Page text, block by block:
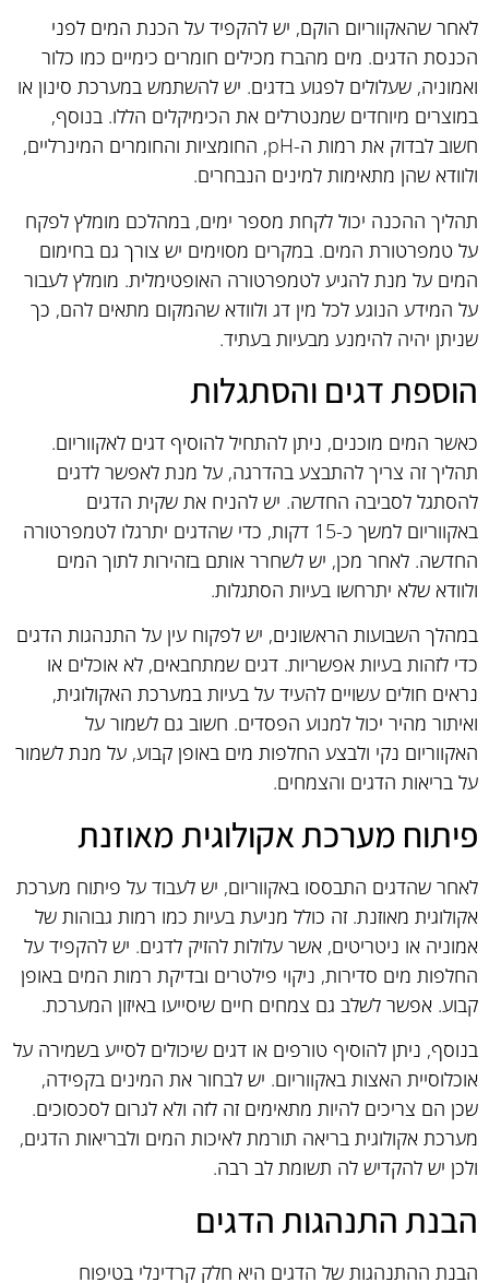
לאחר שהאקווריום הוקם, יש להקפיד על הכנת המים לפני
הכנסת הדגים. מים מהברז מכילים חומרים כימיים כמו כלור
ואמוניה, שעלולים לפגוע בדגים. יש להשתמש במערכת סינון או
במוצרים מיוחדים שמנטרלים את הכימיקלים הללו. בנוסף,
חשוב לבדוק את רמות ה-pH, החומציות והחומרים המינרליים,
ולוודא שהן מתאימות למינים הנבחרים.
תהליך ההכנה יכול לקחת מספר ימים, במהלכם מומלץ לפקח
על טמפרטורת המים. במקרים מסוימים יש צורך גם בחימום
המים על מנת להגיע לטמפרטורה האופטימלית. מומלץ לעבור
על המידע הנוגע לכל מין דג ולוודא שהמקום מתאים להם, כך
שניתן יהיה להימנע מבעיות בעתיד.
הוספת דגים והסתגלות
כאשר המים מוכנים, ניתן להתחיל להוסיף דגים לאקווריום.
תהליך זה צריך להתבצע בהדרגה, על מנת לאפשר לדגים
להסתגל לסביבה החדשה. יש להניח את שקית הדגים
באקווריום למשך כ-15 דקות, כדי שהדגים יתרגלו לטמפרטורה
החדשה. לאחר מכן, יש לשחרר אותם בזהירות לתוך המים
ולוודא שלא יתרחשו בעיות הסתגלות.
במהלך השבועות הראשונים, יש לפקוח עין על התנהגות הדגים
כדי לזהות בעיות אפשריות. דגים שמתחבאים, לא אוכלים או
נראים חולים עשויים להעיד על בעיות במערכת האקולוגית,
ואיתור מהיר יכול למנוע הפסדים. חשוב גם לשמור על
האקווריום נקי ולבצע החלפות מים באופן קבוע, על מנת לשמור
על בריאות הדגים והצמחים.
פיתוח מערכת אקולוגית מאוזנת
לאחר שהדגים התבססו באקווריום, יש לעבוד על פיתוח מערכת
אקולוגית מאוזנת. זה כולל מניעת בעיות כמו רמות גבוהות של
אמוניה או ניטריטים, אשר עלולות להזיק לדגים. יש להקפיד על
החלפות מים סדירות, ניקוי פילטרים ובדיקת רמות המים באופן
קבוע. אפשר לשלב גם צמחים חיים שיסייעו באיזון המערכת.
בנוסף, ניתן להוסיף טורפים או דגים שיכולים לסייע בשמירה על
אוכלוסיית האצות באקווריום. יש לבחור את המינים בקפידה,
שכן הם צריכים להיות מתאימים זה לזה ולא לגרום לסכסוכים.
מערכת אקולוגית בריאה תורמת לאיכות המים ולבריאות הדגים,
ולכן יש להקדיש לה תשומת לב רבה.
הבנת התנהגות הדגים
הבנת ההתנהגות של הדגים היא חלק קרדינלי בטיפוח